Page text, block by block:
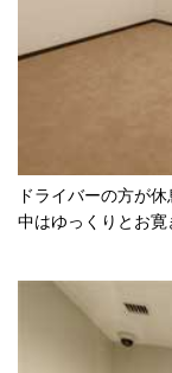
ドライバーの方が
中はゆっくりとお寛